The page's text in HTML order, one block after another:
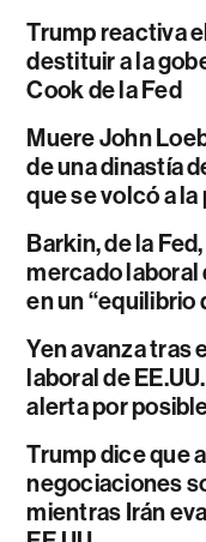
Trump reactiva
destituir a la
Cook de la Fed
Muere John
de una dinastía
que se volcó a
Barkin, de la
mercado laboral
en un “equilibrio
Yen avanza tras
laboral de
alerta por
Trump dice que
negociaciones
mientras Irán